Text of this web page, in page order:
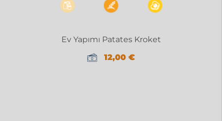
Ev Yapımı Patates Kroket
12,00 €